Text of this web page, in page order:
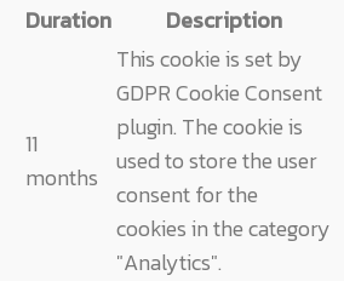
Duration Description
11
months
This cookie is set by
GDPR Cookie Consent
plugin. The cookie is
used to store the user
consent for the
cookies in the category
"Analytics".